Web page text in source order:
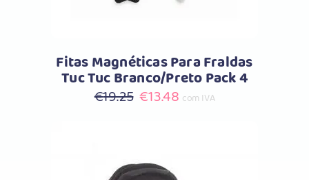
Fitas Magnéticas Para Fraldas
Tuc Tuc Branco/Preto Pack 4
€19.25 O
€19.25.
€13.48Ocom IVA